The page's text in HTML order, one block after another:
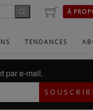
À
TENDANCES
par e-mail.